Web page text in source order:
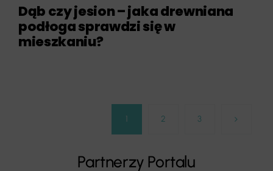
Dąb czy jesion – jaka drewniana
podłoga sprawdzi się w
mieszkaniu?
1 2 3
Partnerzy Portalu